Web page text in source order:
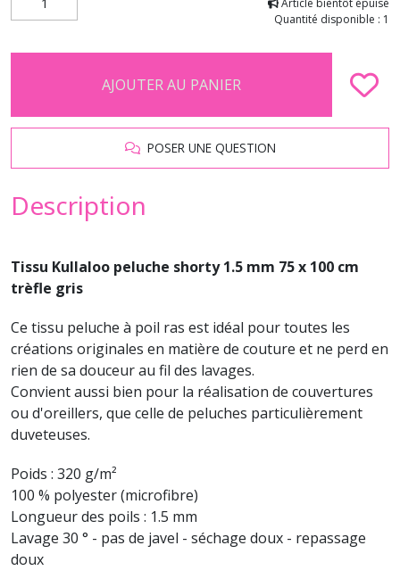
Quantité disponible : 1
AJOUTER AU PANIER
POSER UNE QUESTION
Description
Tissu Kullaloo peluche shorty 1.5 mm 75 x 100 cm
trèfle gris
Ce tissu peluche à poil ras est idéal pour toutes les
créations originales en matière de couture et ne perd en
rien de sa douceur au fil des lavages.
Convient aussi bien pour la réalisation de couvertures
ou d'oreillers, que celle de peluches particulièrement
duveteuses.
Poids : 320 g/m²
100 % polyester (microfibre)
Longueur des poils : 1.5 mm
Lavage 30 ° - pas de javel - séchage doux - repassage
doux